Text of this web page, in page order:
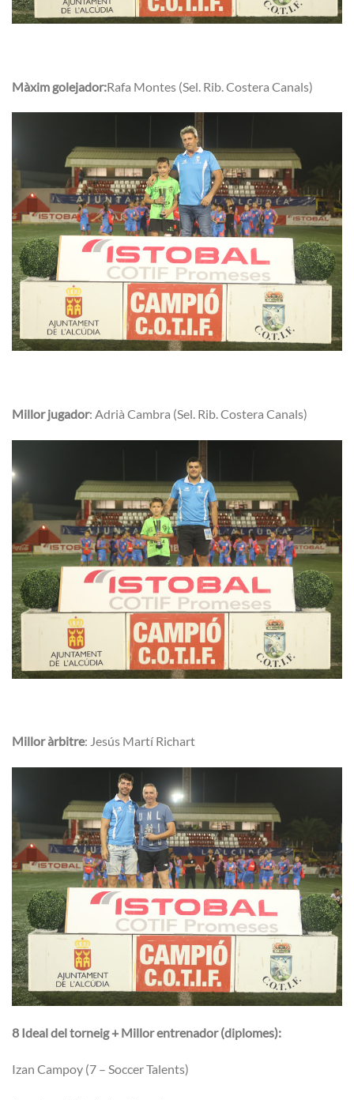
Màxim golejador:Rafa Montes (Sel. Rib. Costera Canals)
Millor jugador: Adrià Cambra (Sel. Rib. Costera Canals)
Millor àrbitre: Jesús Martí Richart
8 Ideal del torneig + Millor entrenador (diplomes):
Izan Campoy (7 – Soccer Talents)